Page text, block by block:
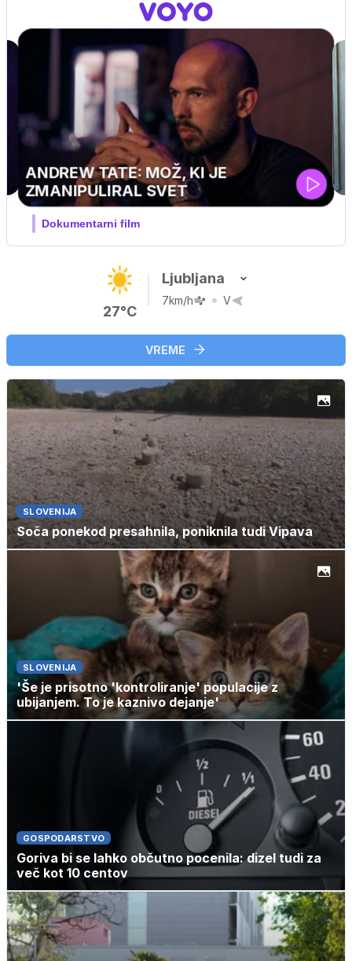
27°C
Ljubljana
7km/h V
VREME
SLOVENIJA
Soča ponekod presahnila, poniknila tudi Vipava
SLOVENIJA
'Še je prisotno 'kontroliranje' populacije z
ubijanjem. To je kaznivo dejanje'
GOSPODARSTVO
Goriva bi se lahko občutno pocenila: dizel tudi za
več kot 10 centov